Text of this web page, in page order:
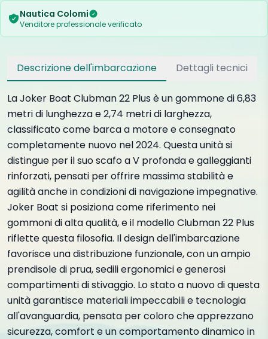
Nautica Colomi
Venditore professionale verificato
Descrizione dell'imbarcazione Dettagli tecnici
La Joker Boat Clubman 22 Plus è un gommone di 6,83
metri di lunghezza e 2,74 metri di larghezza,
classificato come barca a motore e consegnato
completamente nuovo nel 2024. Questa unità si
distingue per il suo scafo a V profonda e galleggianti
rinforzati, pensati per offrire massima stabilità e
agilità anche in condizioni di navigazione impegnative.
Joker Boat si posiziona come riferimento nei
gommoni di alta qualità, e il modello Clubman 22 Plus
riflette questa filosofia. Il design dell'imbarcazione
favorisce una distribuzione funzionale, con un ampio
prendisole di prua, sedili ergonomici e generosi
compartimenti di stivaggio. Lo stato a nuovo di questa
unità garantisce materiali impeccabili e tecnologia
all'avanguardia, pensata per coloro che apprezzano
sicurezza, comfort e un comportamento dinamico in